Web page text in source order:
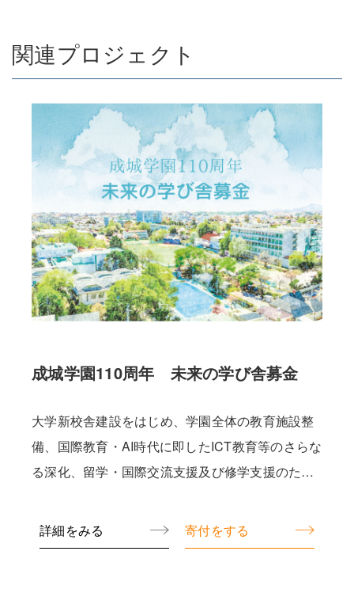
関連プロジェクト
成城学園110周年 未来の学び舎募金
大学新校舎建設をはじめ、学園全体の教育施設整
備、国際教育・AI時代に即したICT教育等のさらな
る深化、留学・国際交流支援及び修学支援のため
詳細をみる
寄付をする